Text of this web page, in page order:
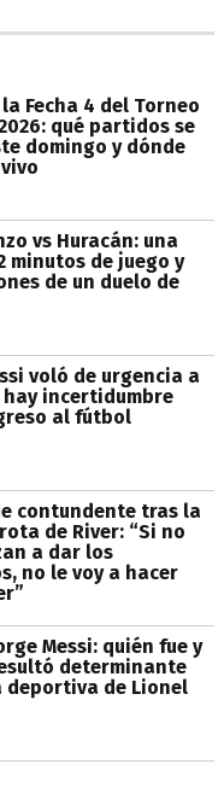
Fecha 4 del Torneo
qué partidos se
domingo y dónde
vs Huracán: una
minutos de juego y
de un duelo de
voló de urgencia a
hay incertidumbre
al fútbol
contundente tras la
de River: “Si no
a dar los
no le voy a hacer
Messi: quién fue y
determinante
deportiva de Lionel